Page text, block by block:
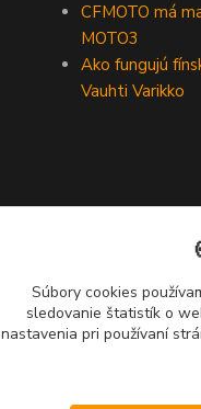
CFMOTO má
MOTO3
Ako fungujú
Vauhti Varikko
Súbory cookies
sledovanie štatistík o
nastavenia pri používaní